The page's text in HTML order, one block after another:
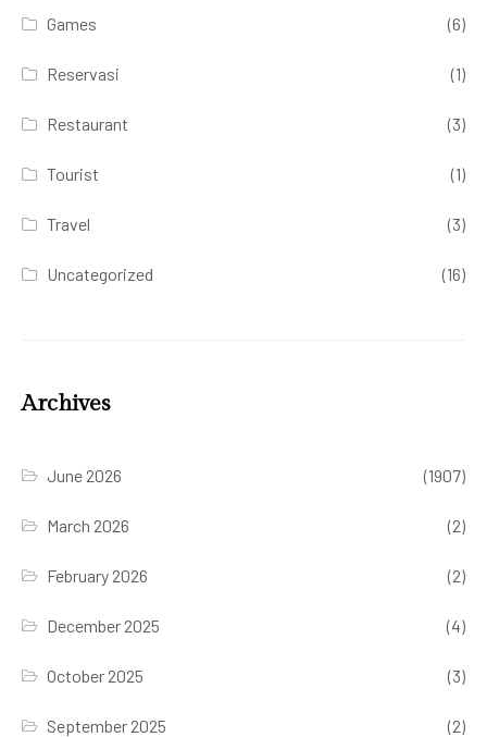
Games (6)
Reservasi (1)
Restaurant (3)
Tourist (1)
Travel (3)
Uncategorized (16)
Archives
June 2026 (1907)
March 2026 (2)
February 2026 (2)
December 2025 (4)
October 2025 (3)
September 2025 (2)